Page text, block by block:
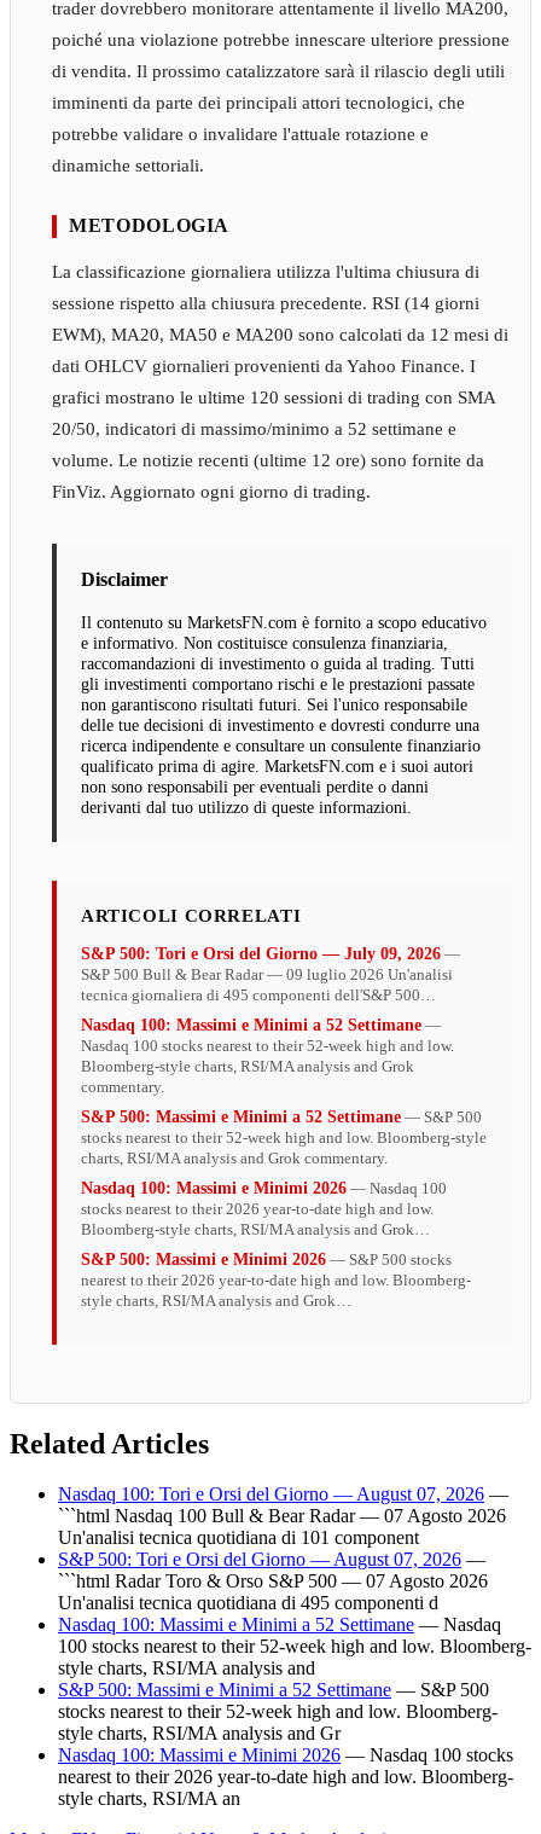
trader dovrebbero monitorare attentamente il livello MA200,
poiché una violazione potrebbe innescare ulteriore pressione
di vendita. Il prossimo catalizzatore sarà il rilascio degli utili
imminenti da parte dei principali attori tecnologici, che
potrebbe validare o invalidare l'attuale rotazione e
dinamiche settoriali.
METODOLOGIA
La classificazione giornaliera utilizza l'ultima chiusura di
sessione rispetto alla chiusura precedente. RSI (14 giorni
EWM), MA20, MA50 e MA200 sono calcolati da 12 mesi di
dati OHLCV giornalieri provenienti da Yahoo Finance. I
grafici mostrano le ultime 120 sessioni di trading con SMA
20/50, indicatori di massimo/minimo a 52 settimane e
volume. Le notizie recenti (ultime 12 ore) sono fornite da
FinViz. Aggiornato ogni giorno di trading.
Disclaimer
Il contenuto su MarketsFN.com è fornito a scopo educativo
e informativo. Non costituisce consulenza finanziaria,
raccomandazioni di investimento o guida al trading. Tutti
gli investimenti comportano rischi e le prestazioni passate
non garantiscono risultati futuri. Sei l'unico responsabile
delle tue decisioni di investimento e dovresti condurre una
ricerca indipendente e consultare un consulente finanziario
qualificato prima di agire. MarketsFN.com e i suoi autori
non sono responsabili per eventuali perdite o danni
derivanti dal tuo utilizzo di queste informazioni.
ARTICOLI CORRELATI
S&P 500: Tori e Orsi del Giorno — July 09, 2026 —
S&P 500 Bull & Bear Radar — 09 luglio 2026 Un'analisi
tecnica giornaliera di 495 componenti dell'S&P 500…
Nasdaq 100: Massimi e Minimi a 52 Settimane —
Nasdaq 100 stocks nearest to their 52-week high and low.
Bloomberg-style charts, RSI/MA analysis and Grok
commentary.
S&P 500: Massimi e Minimi a 52 Settimane — S&P 500
stocks nearest to their 52-week high and low. Bloomberg-style
charts, RSI/MA analysis and Grok commentary.
Nasdaq 100: Massimi e Minimi 2026 — Nasdaq 100
stocks nearest to their 2026 year-to-date high and low.
Bloomberg-style charts, RSI/MA analysis and Grok…
S&P 500: Massimi e Minimi 2026 — S&P 500 stocks
nearest to their 2026 year-to-date high and low. Bloomberg-
style charts, RSI/MA analysis and Grok…
Related Articles
Nasdaq 100: Tori e Orsi del Giorno — August 07, 2026 —
```html Nasdaq 100 Bull & Bear Radar — 07 Agosto 2026
Un'analisi tecnica quotidiana di 101 component
S&P 500: Tori e Orsi del Giorno — August 07, 2026 —
```html Radar Toro & Orso S&P 500 — 07 Agosto 2026
Un'analisi tecnica quotidiana di 495 componenti d
Nasdaq 100: Massimi e Minimi a 52 Settimane — Nasdaq
100 stocks nearest to their 52-week high and low. Bloomberg-
style charts, RSI/MA analysis and
S&P 500: Massimi e Minimi a 52 Settimane — S&P 500
stocks nearest to their 52-week high and low. Bloomberg-
style charts, RSI/MA analysis and Gr
Nasdaq 100: Massimi e Minimi 2026 — Nasdaq 100 stocks
nearest to their 2026 year-to-date high and low. Bloomberg-
style charts, RSI/MA an